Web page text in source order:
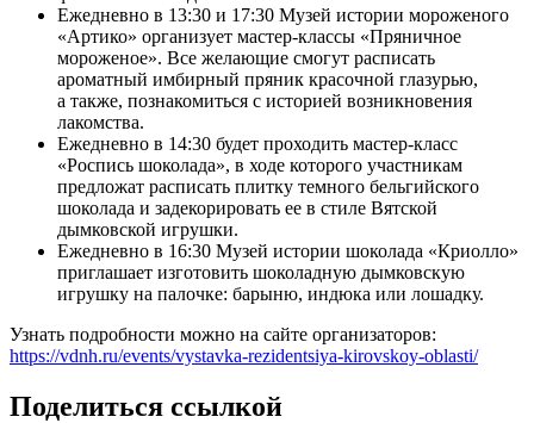
Ежедневно в 13:30 и 17:30 Музей истории мороженого
«Артико» организует мастер-классы «Пряничное
мороженое». Все желающие смогут расписать
ароматный имбирный пряник красочной глазурью,
а также, познакомиться с историей возникновения
лакомства.
Ежедневно в 14:30 будет проходить мастер-класс
«Роспись шоколада», в ходе которого участникам
предложат расписать плитку темного бельгийского
шоколада и задекорировать ее в стиле Вятской
дымковской игрушки.
Ежедневно в 16:30 Музей истории шоколада «Криолло»
приглашает изготовить шоколадную дымковскую
игрушку на палочке: барыню, индюка или лошадку.
Узнать подробности можно на сайте организаторов:
https://vdnh.ru/events/vystavka-rezidentsiya-kirovskoy-oblasti/
Поделиться ссылкой